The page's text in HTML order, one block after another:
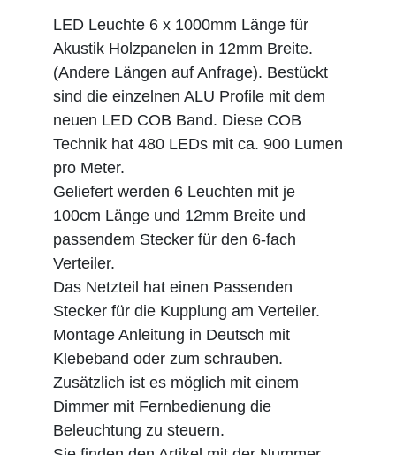
LED Leuchte 6 x 1000mm Länge für
Akustik Holzpanelen in 12mm Breite.
(Andere Längen auf Anfrage). Bestückt
sind die einzelnen ALU Profile mit dem
neuen LED COB Band. Diese COB
Technik hat 480 LEDs mit ca. 900 Lumen
pro Meter.
Geliefert werden 6 Leuchten mit je
100cm Länge und 12mm Breite und
passendem Stecker für den 6-fach
Verteiler.
Das Netzteil hat einen Passenden
Stecker für die Kupplung am Verteiler.
Montage Anleitung in Deutsch mit
Klebeband oder zum schrauben.
Zusätzlich ist es möglich mit einem
Dimmer mit Fernbedienung die
Beleuchtung zu steuern.